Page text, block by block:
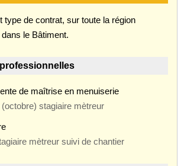
type de contrat, sur toute la région
le Bâtiment.
de maîtrise en menuiserie
stagiaire mètreur
mètreur suivi de chantier